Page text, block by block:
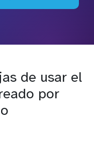
de usar el
por